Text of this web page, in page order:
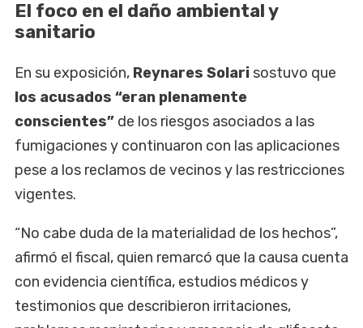
El foco en el daño ambiental y
sanitario
En su exposición, Reynares Solari sostuvo que
los acusados “eran plenamente
conscientes” de los riesgos asociados a las
fumigaciones y continuaron con las aplicaciones
pese a los reclamos de vecinos y las restricciones
vigentes.
“No cabe duda de la materialidad de los hechos”,
afirmó el fiscal, quien remarcó que la causa cuenta
con evidencia científica, estudios médicos y
testimonios que describieron irritaciones,